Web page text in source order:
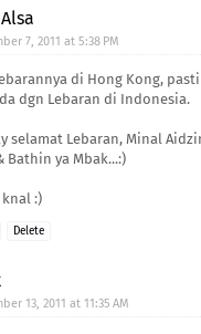
7, 2011 at 5:38 PM
di Hong Kong,
dgn Lebaran di Indonesia.
selamat Lebaran, Minal
Bathin ya Mbak...:)
:)
Delete
13, 2011 at 11:35 AM